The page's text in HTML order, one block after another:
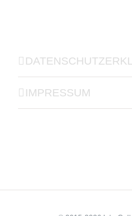
IMPRESSUM